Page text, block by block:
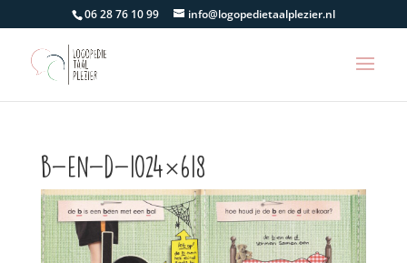
06 28 76 10 99 info@logopedietaalplezier.nl
b-en-d-1024×618